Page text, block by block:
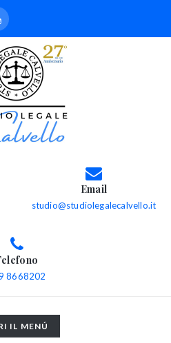
Email
studio@studiolegalecalvello.it
8668202
IL MENÚ